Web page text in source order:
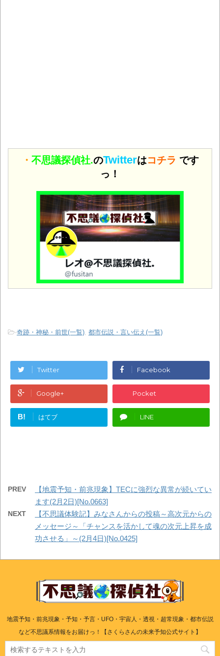
・ 不思議探偵社.のTwitterはコチラ です
っ！
-奇跡・神秘・前世(一覧) 都市伝説・言い伝え(一覧)
Twitter Facebook
Google+ Pocket
B! はてブ LINE
PREV
【地震予知・前兆現象】TECに強烈な異常が続いてい
ます(2月2日)[No.0663]
NEXT
【不思議体験記】みなさんからの投稿～高次元からの
メッセージ～「チャンスを活かして魂の次元上昇を成
功させる」～(2月4日)[No.0425]
地震予知・前兆現象・予知・予言・UFO・宇宙人・透視・超常現象・都市伝説
など不思議系情報をお届けっ！【さくらさんの未来予知公式サイト】